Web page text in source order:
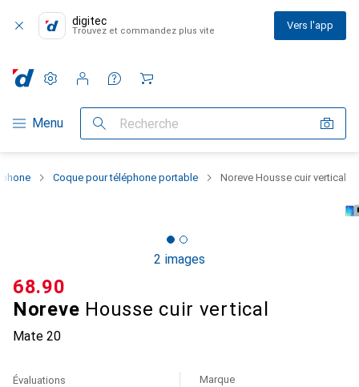
digitec
Trouvez et commandez plus vite Vers l'app
Navigation par catégorie
Menu Recherche
Paramètres
Compte client
Listes de comparaison
Listes d'envies
Panier
Coque pour téléphone portable Noreve Housse cuir vertical
2 images
Noreve Housse cuir vertical
Mate 20
CHF
68.90
Évaluations Marque